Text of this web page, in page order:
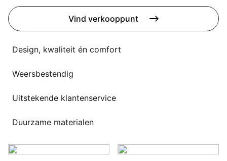
3D modellen
Support
Nieuws
Events
Werken bij
Taalkeuze
Vind verkooppunt
Design, kwaliteit én comfort
Weersbestendig
Uitstekende klantenservice
Duurzame materialen